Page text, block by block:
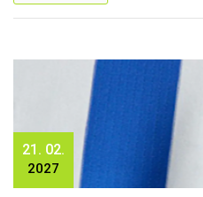
21. 02.
2027